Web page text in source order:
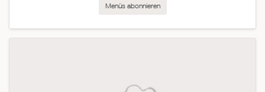
Menüs abonnieren